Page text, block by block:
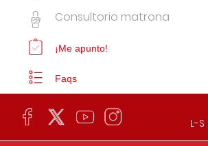
Consultorio matrona
¡Me apunto!
Faqs
L-